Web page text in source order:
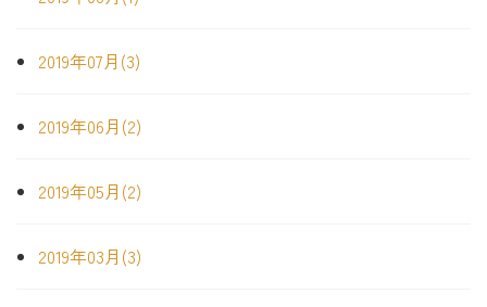
2019年07月(3)
2019年06月(2)
2019年05月(2)
2019年03月(3)